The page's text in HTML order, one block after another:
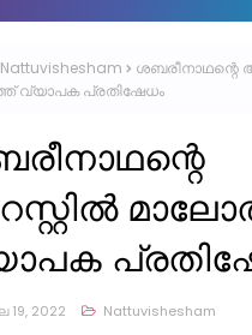
Nattuvishesham
ശബരീനാഥന്റെ
വ്യാപക പ്രതിഷേധം
2022 Nattuvishesham